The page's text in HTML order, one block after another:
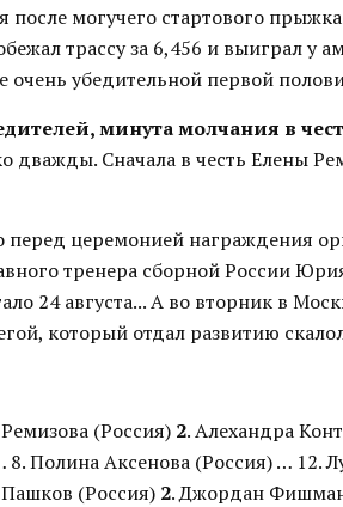
после могучего стартового
трассу за 6,456 и выиграл у
очень убедительной первой
минута молчания в
дважды. Сначала в честь Елены
перед церемонией награждения
тренера сборной России
24 августа... А во вторник в
который отдал развитию
(Россия) 2. Алехандра
Полина Аксенова (Россия) … 12.
Пашков (Россия) 2. Джордан